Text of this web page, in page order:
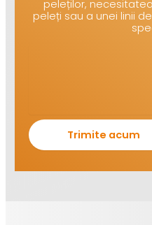
peleților,
peleți sau a unei linii